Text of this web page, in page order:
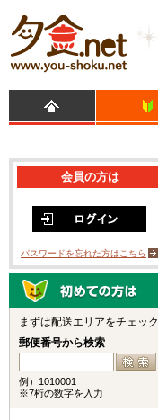
会員の方は
パスワードを忘れた方はこちら
まずは配送エリアをチェック
郵便番号から検索
例）1010001
※7桁の数字を入力